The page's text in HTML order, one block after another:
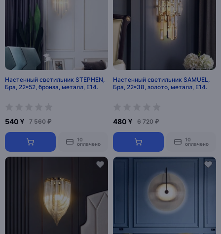
Настенный светильник STEPHEN,
Бра, 22*52, бронза, металл, Е14.
540 ¥ 7 560 ₽
10
оплачено
Настенный светильник SAMUEL,
Бра, 22*38, золото, металл, Е14.
480 ¥ 6 720 ₽
10
оплачено